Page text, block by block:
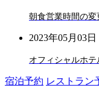
朝食営業時間の変
2023年05月03日
オフィシャルホ
宿泊予約 レストラン